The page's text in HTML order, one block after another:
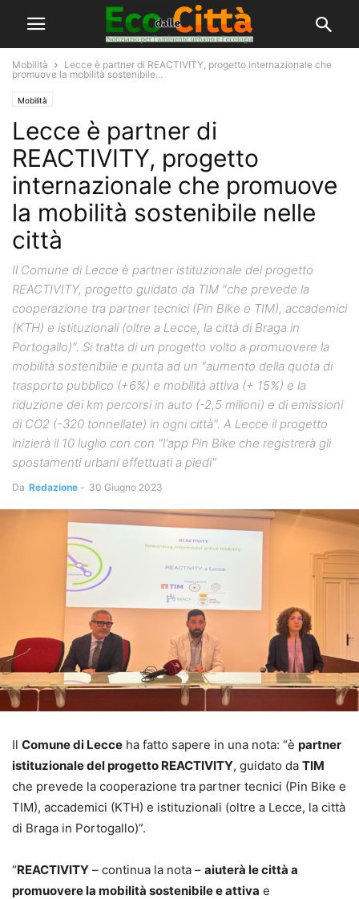
Mobilità
Lecce è partner di REACTIVITY, progetto internazionale che
promuove la mobilità sostenibile...
Mobilità
Lecce è partner di
REACTIVITY, progetto
internazionale che promuove
la mobilità sostenibile nelle
città
Il Comune di Lecce è partner istituzionale del progetto
REACTIVITY, progetto guidato da TIM "che prevede la
cooperazione tra partner tecnici (Pin Bike e TIM), accademici
(KTH) e istituzionali (oltre a Lecce, la città di Braga in
Portogallo)". Si tratta di un progetto volto a promuovere la
mobilità sostenibile e punta ad un "aumento della quota di
trasporto pubblico (+6%) e mobilità attiva (+ 15%) e la
riduzione dei km percorsi in auto (-2,5 milioni) e di emissioni
di CO2 (-320 tonnellate) in ogni città". A Lecce il progetto
inizierà il 10 luglio con con "l'app Pin Bike che registrerà gli
spostamenti urbani effettuati a piedi"
Da Redazione - 30 Giugno 2023
Il Comune di Lecce ha fatto sapere in una nota: “è partner
istituzionale del progetto REACTIVITY, guidato da TIM
che prevede la cooperazione tra partner tecnici (Pin Bike e
TIM), accademici (KTH) e istituzionali (oltre a Lecce, la città
di Braga in Portogallo)”.
“REACTIVITY – continua la nota – aiuterà le città a
promuovere la mobilità sostenibile e attiva e